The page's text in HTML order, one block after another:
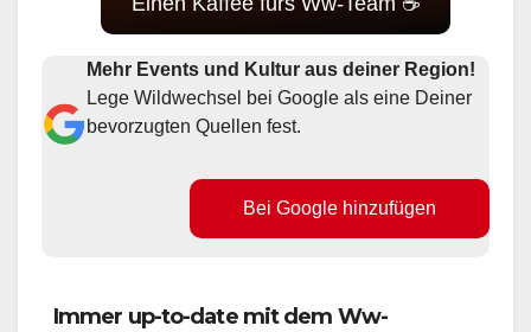
Mehr Events und Kultur aus deiner Region!
Lege Wildwechsel bei Google als eine Deiner
bevorzugten Quellen fest.
Bei Google hinzufügen
Immer up-to-date mit dem Ww-